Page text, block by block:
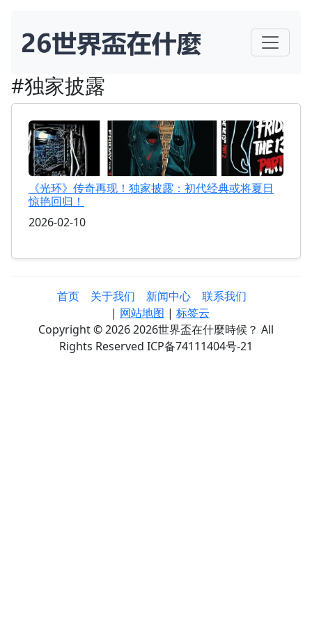
#独家披露
《光环》传奇再现！独家披露：初代经典或将夏日
惊艳回归！
2026-02-10
首页 关于我们 新闻中心
联系我们
| 网站地图 | 标签云
Copyright © 2026 2026世界盃在什麼時候？ All
Rights Reserved ICP备74111404号-21